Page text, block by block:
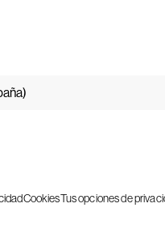
CookiesTus opciones de